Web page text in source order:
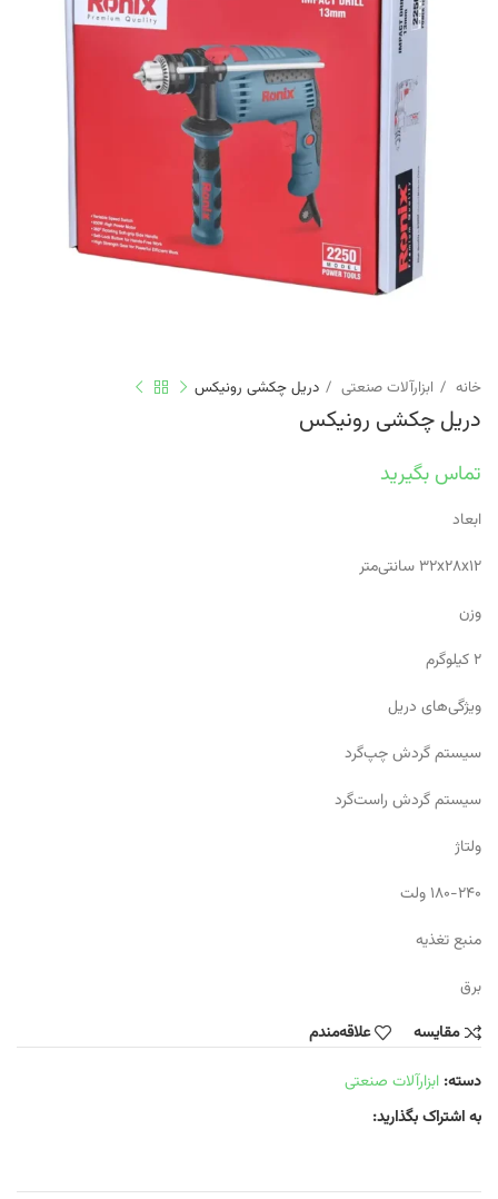
خانه ابزارآلات صنعتی دریل چکشی رونیکس
دریل چکشی رونیکس
تماس بگیرید
ابعاد
۳۲x۲۸x۱۲ سانتی‌متر
وزن
۲ کیلوگرم
ویژگی‌های دریل
سیستم گردش چپ‌گرد
سیستم گردش راست‌گرد
ولتاژ
۱۸۰-۲۴۰ ولت
منبع تغذیه
برق
مقایسه
علاقه‌مندم
دسته: ابزارآلات صنعتی
به اشتراک بگذارید: